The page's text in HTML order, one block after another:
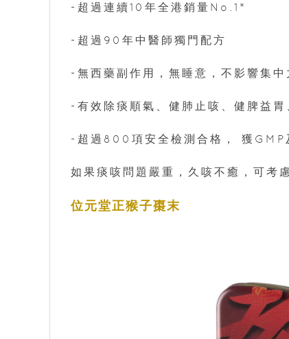
-超過連續10年全港銷量No.1*
-超過90年中醫師獨門配方
-無西藥副作用，無睡意，不影響集中
-有效除痰順氣、健肺止咳、健脾益
-超過800項安全檢測合格， 獲GMP
如果痰咳問題嚴重，久咳不癒，可考
位元堂正猴子棗末